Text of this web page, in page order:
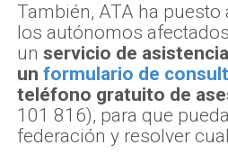
También, ATA ha
los autónomos
un servicio de
un formulario de
teléfono gratuito de
101 816), para que
federación y resolver